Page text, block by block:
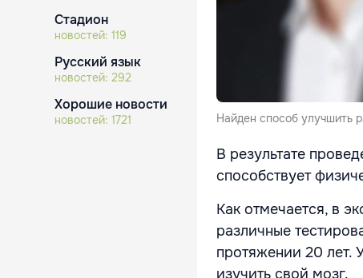
Стадион
новостей: 119
Русский язык
новостей: 292
Хорошие новости
новостей: 1721 Найден способ улучшить
В результате
способствует
Как отмечается, в
различные
протяжении 20 лет.
изучить свой мозг.